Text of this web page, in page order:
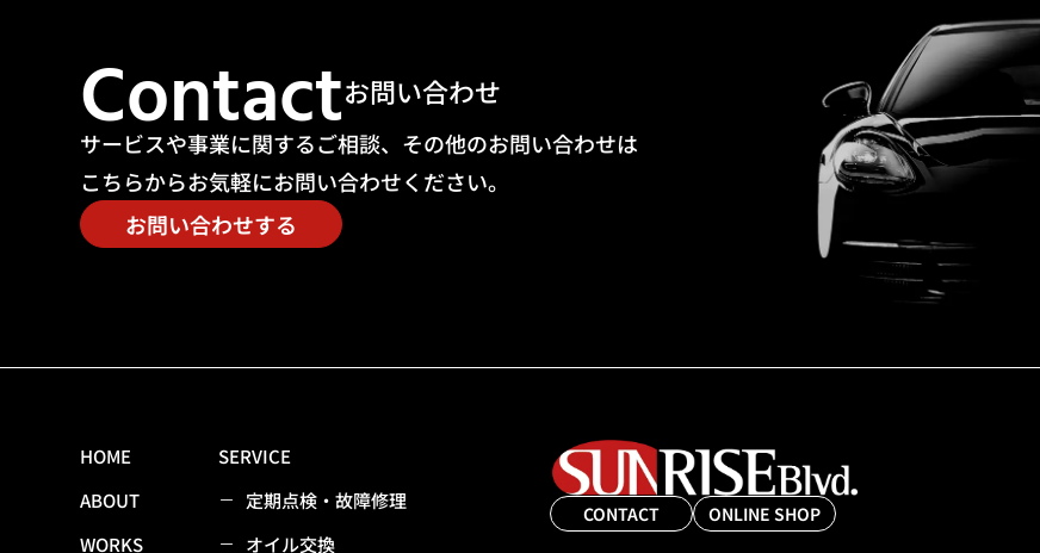
Contactお問い合わせ
サービスや事業に関するご相談、その他のお問い合わせは
こちらからお気軽にお問い合わせください。
お問い合わせする
HOME
ABOUT
WORKS
SERVICE
定期点検・故障修理
オイル交換
CONTACT ONLINE SHOP